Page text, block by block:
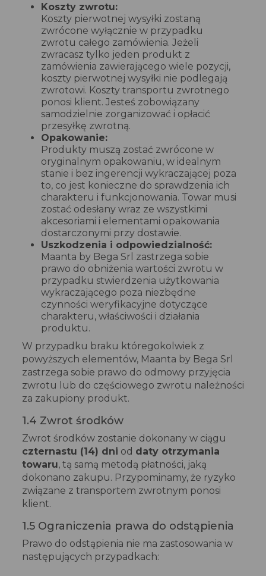
Koszty zwrotu:
Koszty pierwotnej wysyłki zostaną
zwrócone wyłącznie w przypadku
zwrotu całego zamówienia. Jeżeli
zwracasz tylko jeden produkt z
zamówienia zawierającego wiele pozycji,
koszty pierwotnej wysyłki nie podlegają
zwrotowi. Koszty transportu zwrotnego
ponosi klient. Jesteś zobowiązany
samodzielnie zorganizować i opłacić
przesyłkę zwrotną.
Opakowanie:
Produkty muszą zostać zwrócone w
oryginalnym opakowaniu, w idealnym
stanie i bez ingerencji wykraczającej poza
to, co jest konieczne do sprawdzenia ich
charakteru i funkcjonowania. Towar musi
zostać odesłany wraz ze wszystkimi
akcesoriami i elementami opakowania
dostarczonymi przy dostawie.
Uszkodzenia i odpowiedzialność:
Maanta by Bega Srl zastrzega sobie
prawo do obniżenia wartości zwrotu w
przypadku stwierdzenia użytkowania
wykraczającego poza niezbędne
czynności weryfikacyjne dotyczące
charakteru, właściwości i działania
produktu.
W przypadku braku któregokolwiek z
powyższych elementów, Maanta by Bega Srl
zastrzega sobie prawo do odmowy przyjęcia
zwrotu lub do częściowego zwrotu należności
za zakupiony produkt.
1.4 Zwrot środków
Zwrot środków zostanie dokonany w ciągu
czternastu (14) dni od daty otrzymania
towaru, tą samą metodą płatności, jaką
dokonano zakupu. Przypominamy, że ryzyko
związane z transportem zwrotnym ponosi
klient.
1.5 Ograniczenia prawa do odstąpienia
Prawo do odstąpienia nie ma zastosowania w
następujących przypadkach: